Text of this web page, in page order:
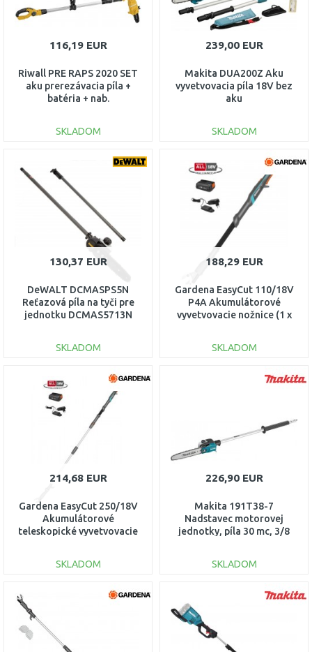
116,19 EUR
Riwall PRE RAPS 2020 SET
aku prerezávacia píla +
batéria + nab.
SKLADOM
DO KOŠÍKA
Porovnať
239,00 EUR
Makita DUA200Z Aku
vyvetvovacia píla 18V bez
aku
SKLADOM
DO KOŠÍKA
Porovnať
130,37 EUR
DeWALT DCMASPS5N
Reťazová píla na tyči pre
jednotku DCMAS5713N
SKLADOM
DO KOŠÍKA
188,29 EUR
Gardena EasyCut 110/18V
P4A Akumulátorové
vyvetvovacie nožnice (1 x
SKLADOM
DO KOŠÍKA
214,68 EUR
Gardena EasyCut 250/18V
Akumulátorové
teleskopické vyvetvovacie
SKLADOM
DO KOŠÍKA
226,90 EUR
Makita 191T38-7
Nadstavec motorovej
jednotky, píla 30 mc, 3/8
SKLADOM
DO KOŠÍKA